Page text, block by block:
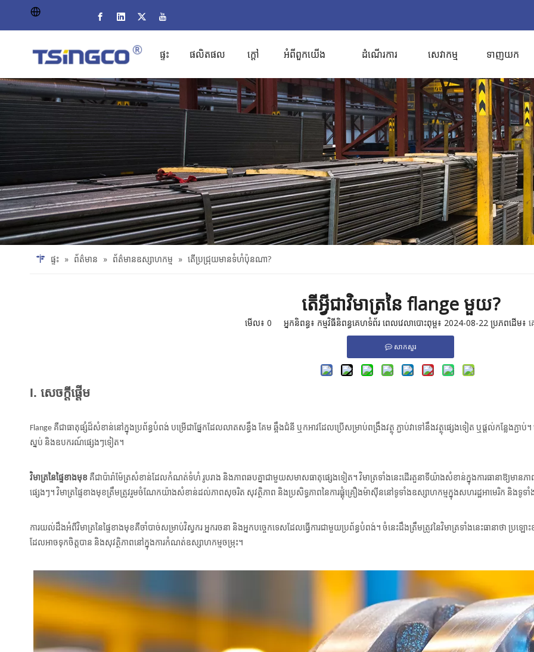
ផ្ទះ ផលិតផល ក្តៅ អំពីពួកយើង ដំណើរការ សេវាកម្ម ទាញយក
ផ្ទះ » ព័ត៌មាន » ព័ត៌មានឧស្សាហកម្ម » តើ​ប្រជ្រុយ​មាន​ទំហំ​ប៉ុនណា?
តើអ្វីជាវិមាត្រនៃ flange មួយ?
មើល៖ 0 អ្នកនិពន្ធ៖ កម្មវិធីនិពន្ធគេហទំព័រ ពេលវេលាបោះពុម្ព៖ 2024-08-22 ប្រភពដើម៖
សាកសួរ
I. សេចក្តីផ្តើម
Flange គឺជាធាតុផ្សំដ៏សំខាន់នៅក្នុងប្រព័ន្ធបំពង់ បម្រើជាផ្នែកដែលលាតសន្ធឹង គែម ឆ្អឹងជំនី ឬកអាវដែលប្រើសម្រាប់ពង្រឹងវត្ថុ ភ្ជាប់វាទៅនឹងវត្ថុផ្សេងទៀត ឬផ្តល់កន្លែងភ្ជ
ស្នប់ និងឧបករណ៍ផ្សេងៗទៀត។
វិមាត្រនៃផ្ទៃខាងមុខ គឺជាប៉ារ៉ាម៉ែត្រសំខាន់ដែលកំណត់ទំហំ រូបរាង និងភាពឆបគ្នាជាមួយសមាសធាតុផ្សេងទៀត។ វិមាត្រទាំងនេះដើរតួនាទីយ៉ាងសំខាន់ក្នុងការធានាឱ្យមានភាព
ផ្សេងៗ។ វិមាត្រផ្ទៃខាងមុខត្រឹមត្រូវរួមចំណែកយ៉ាងសំខាន់ដល់ភាពសុចរិត សុវត្ថិភាព និងប្រសិទ្ធភាពនៃការផ្គុំគ្រឿងម៉ាស៊ីននៅទូទាំងឧស្សាហកម្មក្នុងសហរដ្ឋអាមេរិក និងទូ
ការយល់ដឹងអំពីវិមាត្រនៃផ្ទៃខាងមុខគឺចាំបាច់សម្រាប់វិស្វករ អ្នករចនា និងអ្នកបច្ចេកទេសដែលធ្វើការជាមួយប្រព័ន្ធបំពង់។ ចំនេះដឹងត្រឹមត្រូវនៃវិមាត្រទាំងនេះធានាថា ប្រ
ដែលអាចទុកចិត្តបាន និងសុវត្ថិភាពនៅក្នុងការកំណត់ឧស្សាហកម្មចម្រុះ។